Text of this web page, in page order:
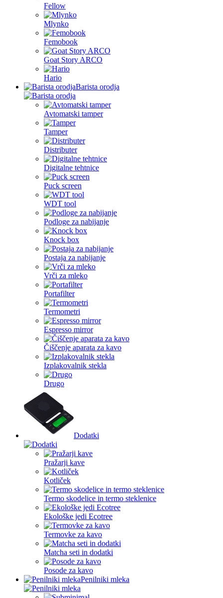
Fellow
Mlynko
Femobook
Goat Story ARCO
Hario
Barista orodja
Avtomatski tamper
Tamper
Distributer
Digitalne tehtnice
Puck screen
WDT tool
Podloge za nabijanje
Knock box
Postaja za nabijanje
Vrči za mleko
Portafilter
Termometri
Espresso mirror
Čiščenje aparata za kavo
Izplakovalnik stekla
Drugo
Dodatki
Pražarji kave
Kotliček
Termo skodelice in termo steklenice
Ekološke jedi Ecotree
Termovke za kavo
Matcha seti in dodatki
Posode za kavo
Penilniki mleka